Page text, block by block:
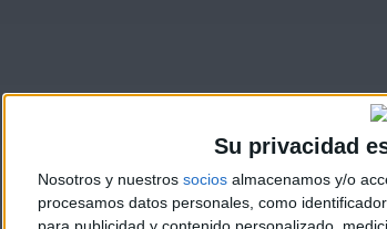
Su privacidad
Nosotros y nuestros socios almacenamos y/o
procesamos datos personales, como